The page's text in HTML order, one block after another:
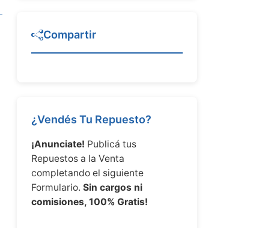
Compartir
¿Vendés Tu Repuesto?
¡Anunciate! Publicá tus
Repuestos a la Venta
completando el siguiente
Formulario. Sin cargos ni
comisiones, 100% Gratis!